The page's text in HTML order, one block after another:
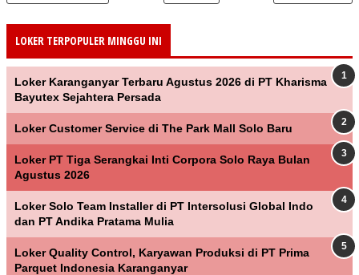
LOKER TERPOPULER MINGGU INI
Loker Karanganyar Terbaru Agustus 2026 di PT Kharisma
Bayutex Sejahtera Persada
Loker Customer Service di The Park Mall Solo Baru
Loker PT Tiga Serangkai Inti Corpora Solo Raya Bulan
Agustus 2026
Loker Solo Team Installer di PT Intersolusi Global Indo
dan PT Andika Pratama Mulia
Loker Quality Control, Karyawan Produksi di PT Prima
Parquet Indonesia Karanganyar